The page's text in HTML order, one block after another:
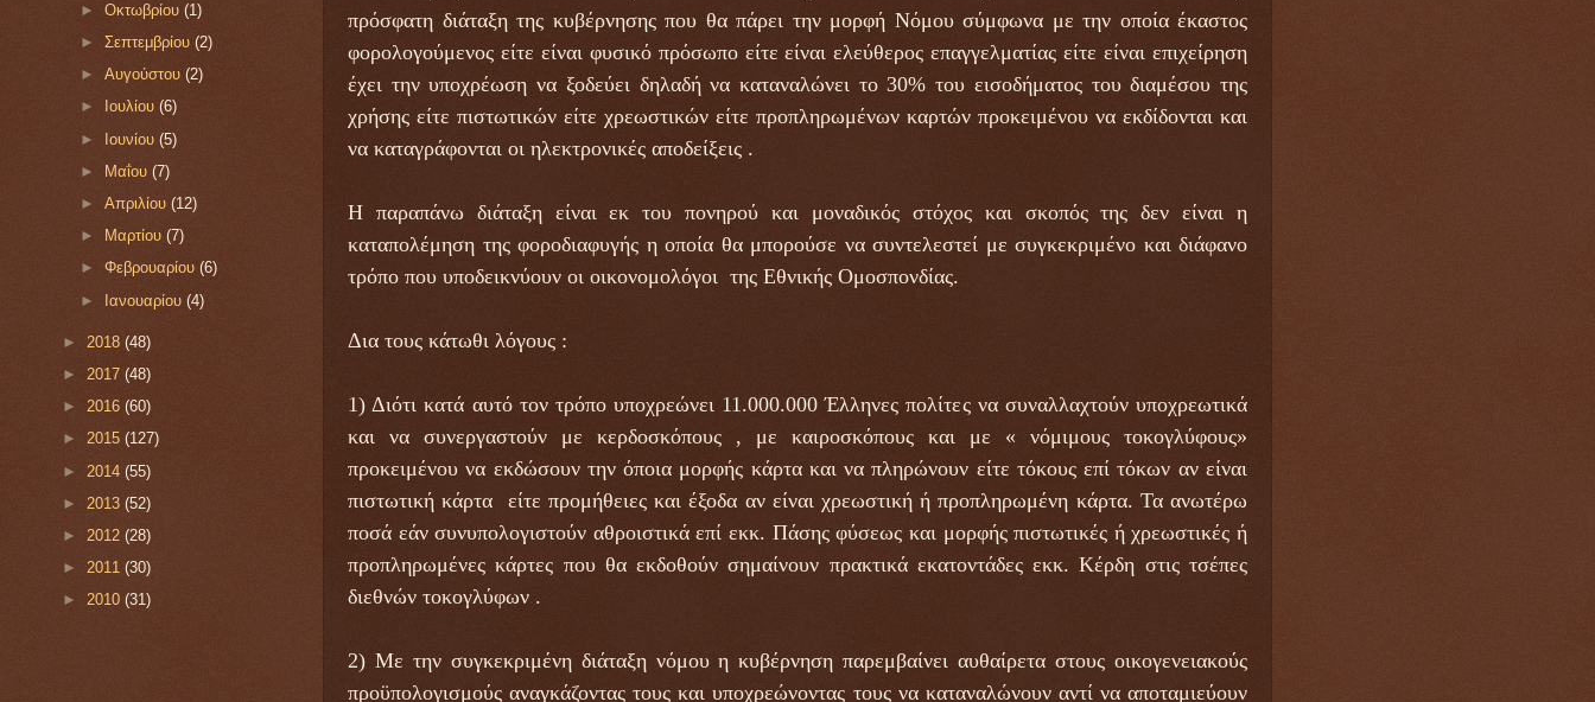
πρόσφατη διάταξη της κυβέρνησης που θα πάρει την μορφή Νόμου σύμφωνα με την οποία έκαστος
φορολογούμενος είτε είναι φυσικό πρόσωπο είτε είναι ελεύθερος επαγγελματίας είτε είναι επιχείρηση
έχει την υποχρέωση να ξοδεύει δηλαδή να καταναλώνει το 30% του εισοδήματος του διαμέσου της
χρήσης είτε πιστωτικών είτε χρεωστικών είτε προπληρωμένων καρτών προκειμένου να εκδίδονται και
να καταγράφονται οι ηλεκτρονικές αποδείξεις .
Η παραπάνω διάταξη είναι εκ του πονηρού και μοναδικός στόχος και σκοπός της δεν είναι η
καταπολέμηση της φοροδιαφυγής η οποία θα μπορούσε να συντελεστεί με συγκεκριμένο και διάφανο
τρόπο που υποδεικνύουν οι οικονομολόγοι της Εθνικής Ομοσπονδίας.
Δια τους κάτωθι λόγους :
1) Διότι κατά αυτό τον τρόπο υποχρεώνει 11.000.000 Έλληνες πολίτες να συναλλαχτούν υποχρεωτικά
και να συνεργαστούν με κερδοσκόπους , με καιροσκόπους και με « νόμιμους τοκογλύφους»
προκειμένου να εκδώσουν την όποια μορφής κάρτα και να πληρώνουν είτε τόκους επί τόκων αν είναι
πιστωτική κάρτα είτε προμήθειες και έξοδα αν είναι χρεωστική ή προπληρωμένη κάρτα. Τα ανωτέρω
ποσά εάν συνυπολογιστούν αθροιστικά επί εκκ. Πάσης φύσεως και μορφής πιστωτικές ή χρεωστικές ή
προπληρωμένες κάρτες που θα εκδοθούν σημαίνουν πρακτικά εκατοντάδες εκκ. Κέρδη στις τσέπες
διεθνών τοκογλύφων .
2) Με την συγκεκριμένη διάταξη νόμου η κυβέρνηση παρεμβαίνει αυθαίρετα στους οικογενειακούς
προϋπολογισμούς αναγκάζοντας τους και υποχρεώνοντας τους να καταναλώνουν αντί να αποταμιεύουν
►Οκτωβρίου(1)
►Σεπτεμβρίου(2)
►Αυγούστου(2)
►
Ιουλίου(6)
► Ιουνίου(5)
►
Μαΐου(7)
►Απριλίου(12)
►
Μαρτίου(7)
►Φεβρουαρίου(6)
► Ιανουαρίου(4)
► 2018 (48)
► 2017 (48)
► 2016 (60)
► 2015 (127)
► 2014 (55)
► 2013 (52)
► 2012 (28)
► 2011 (30)
► 2010 (31)